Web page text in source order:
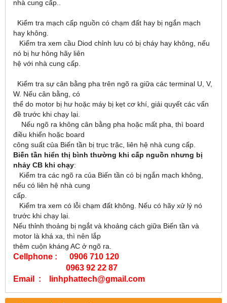
nhà cung cấp..
Kiểm tra mạch cấp nguồn có chạm đất hay bị ngắn mạch
hay không.
Kiểm tra xem cầu Diod chỉnh lưu có bị cháy hay không, nếu
nó bị hư hỏng hãy liên
hệ với nhà cung cấp.
Kiểm tra sự cân bằng pha trên ngõ ra giữa các terminal U, V,
W. Nếu cân bằng, có
thể do motor bị hư hoặc máy bị kẹt cơ khí, giải quyết các vấn
đề trước khi chạy lại.
Nếu ngõ ra không cân bằng pha hoặc mất pha, thì board
điều khiển hoặc board
công suất của Biến tần bị trục trặc, liên hệ nhà cung cấp.
Biến tần hiển thị bình thường khi cấp nguồn nhưng bị
nhảy CB khi chạy:
Kiểm tra các ngõ ra của Biến tần có bị ngắn mạch không,
nếu có liên hệ nhà cung
cấp.
Kiểm tra xem có lỗi chạm đất không. Nếu có hãy xử lý nó
trước khi chạy lại.
Nếu thỉnh thoảng bị ngắt và khoảng cách giữa Biến tần và
motor là khá xa, thì nên lắp
thêm cuộn kháng AC ở ngõ ra.
Cellphone : 0906 710 120
0963 92 22 87
Email : linhphattech@gmail.com